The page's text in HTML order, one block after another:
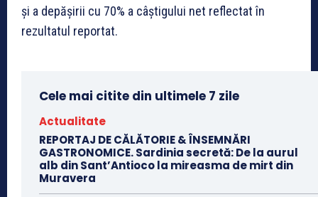
și a depășirii cu 70% a câștigului net reflectat în
rezultatul reportat.
Cele mai citite din ultimele 7 zile
Actualitate
REPORTAJ DE CĂLĂTORIE & ÎNSEMNĂRI
GASTRONOMICE. Sardinia secretă: De la aurul
alb din Sant’Antioco la mireasma de mirt din
Muravera